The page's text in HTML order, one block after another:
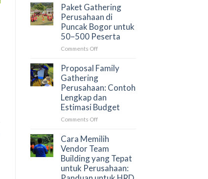
Building
Outbound:
Mana
yang
Tepat
Perusahaan?
Paket Gathering
Perusahaan di
Puncak Bogor untuk
50–500 Peserta
Comments Offon
Gathering
Perusahaan
di
Puncak
Bogor
untuk
50–
Peserta
Proposal Family
Gathering
Perusahaan: Contoh
Lengkap dan
Estimasi Budget
Comments Offon
Family
Perusahaan:
Contoh
Lengkap
Cara Memilih
Vendor Team
Building yang Tepat
untuk Perusahaan: